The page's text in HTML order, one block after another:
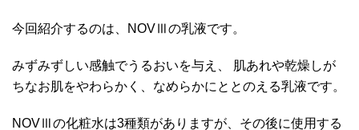
今回紹介するのは、NOVⅢの乳液です。
みずみずしい感触でうるおいを与え、 肌あれや乾燥しが
ちなお肌をやわらかく、なめらかにととのえる乳液です。
NOVⅢの化粧水は3種類がありますが、その後に使用する